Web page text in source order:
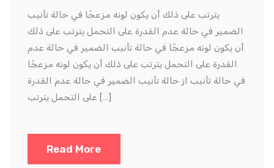
يترتب على ذلك أن يكون لونه مزعجًا في حالة تأنيب
الضمير في حالة عدم القدرة على التحمل يترتب على ذلك
أن يكون لونه مزعجًا في حالة تأنيب الضمير في حالة عدم
القدرة على التحمل يترتب على ذلك أن يكون لونه مزعجًا
في حالة تأنيب از حالة تأنيب الضمير في حالة عدم القدرة
على التحمل يترتب […]
Read More